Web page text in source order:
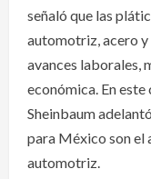
señaló que las
automotriz, acero
avances laborales,
económica. En
Sheinbaum
para México son el
automotriz.